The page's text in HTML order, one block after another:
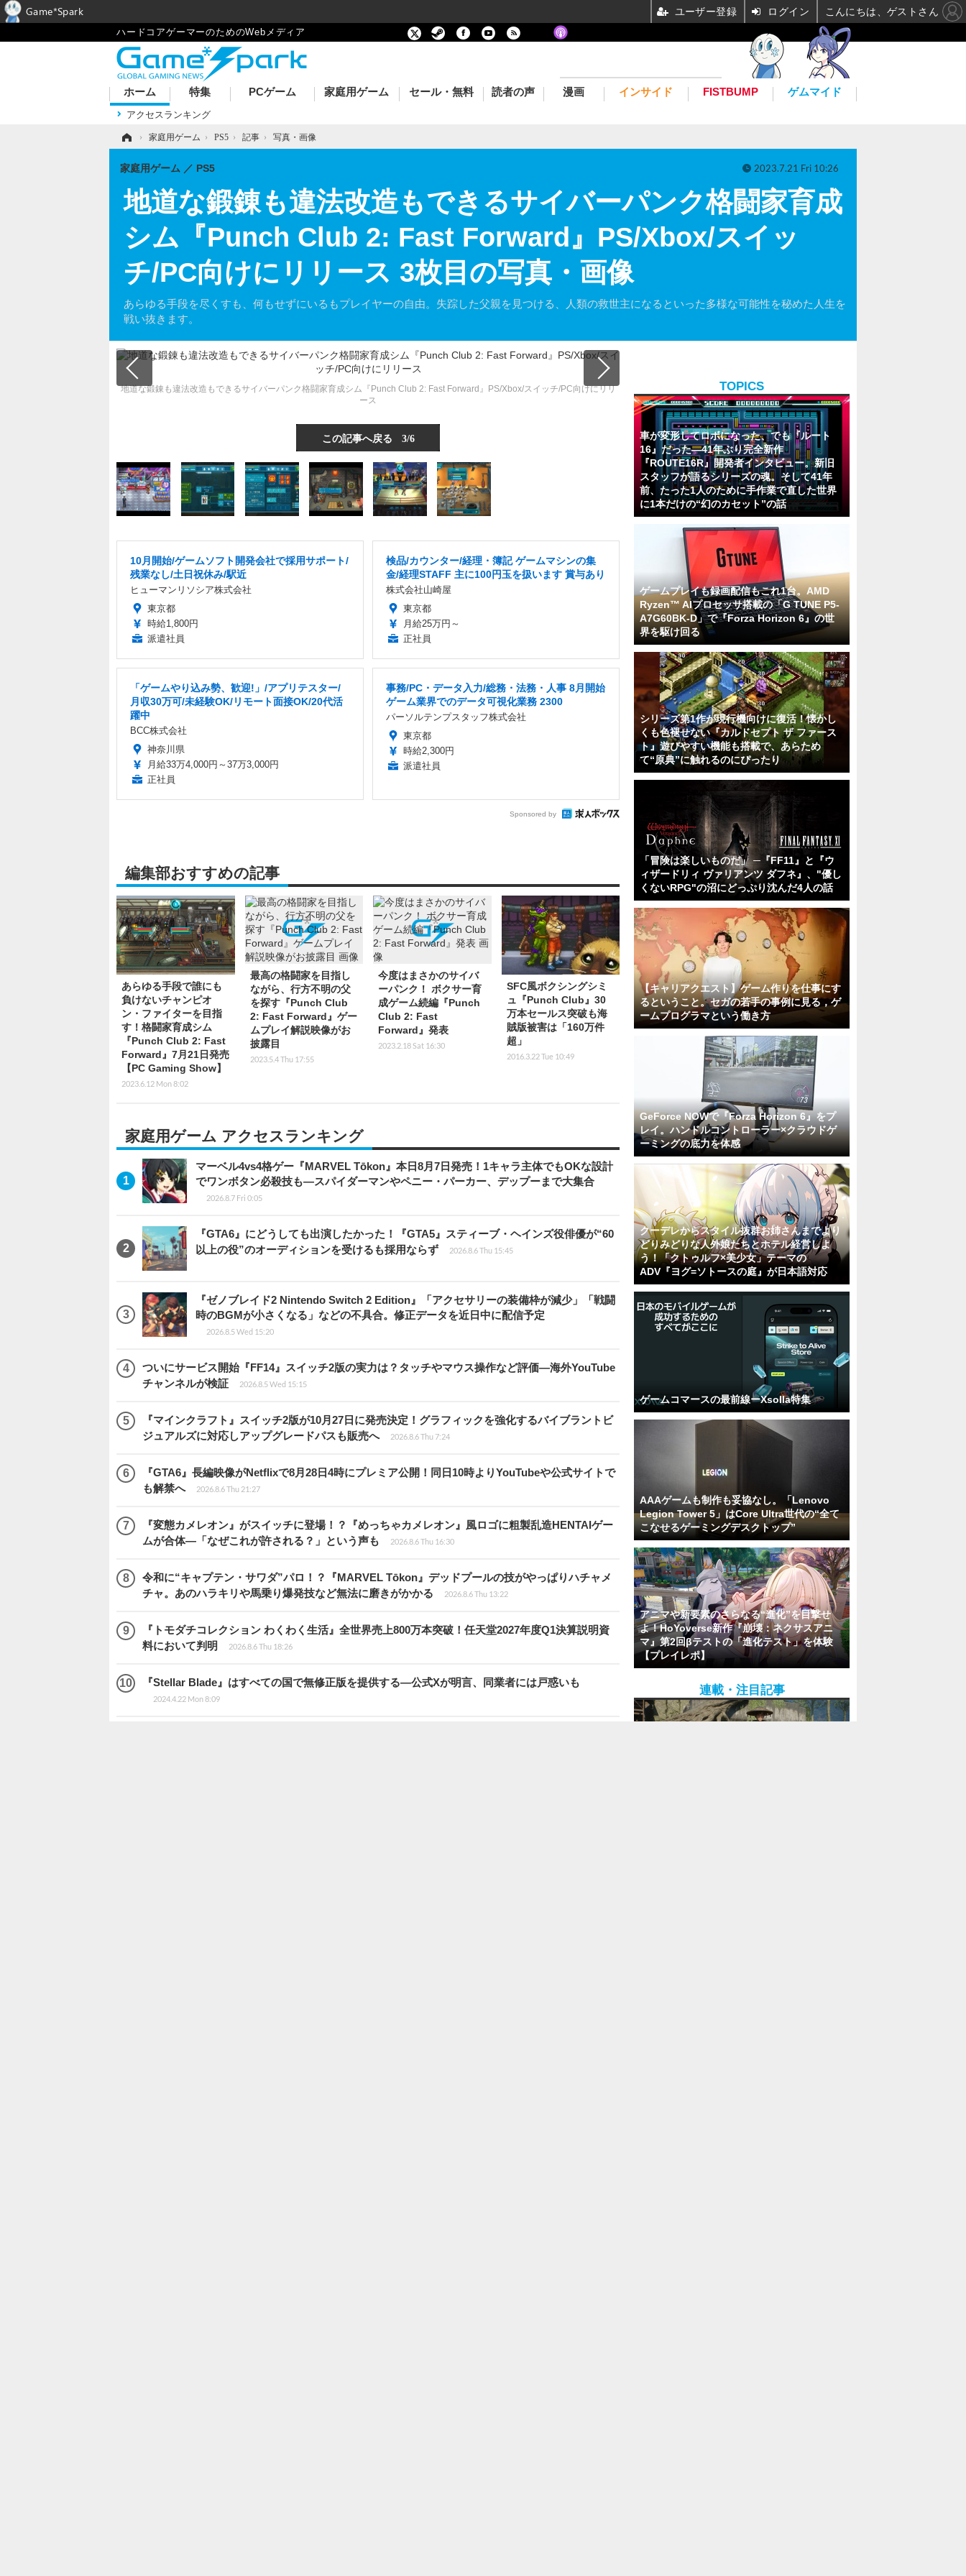
ハードコアゲーマーのためのWebメディア
ホーム
アクセスランキング
特集 PCゲーム 家庭用ゲーム セール・無料 読者の声 漫画 インサイド FISTBUMP ゲムマイド
› 家庭用ゲーム › PS5 › 記事 › 写真・画像
地道な鍛錬も違法改造もできるサイバーパンク格闘家育成
シム『Punch Club 2: Fast Forward』PS/Xbox/スイッ
チ/PC向けにリリース 3枚目の写真・画像
あらゆる手段を尽くすも、何もせずにいるもプレイヤーの自由。失踪した父親を見つける、人類の救世主になるといった多様な可能性を秘めた人生を
戦い抜きます。
家庭用ゲーム PS5 2023.7.21 Fri 10:26
地道な鍛錬も違法改造もできるサイバーパンク格闘家育成シム『Punch Club 2: Fast Forward』PS/Xbox/スイッチ/PC向けにリリ
ース
この記事へ戻る 3/6
10月開始/ゲームソフト開発会社で採用サポート/
残業なし/土日祝休み/駅近
ヒューマンリソシア株式会社
東京都
時給1,800円
派遣社員
検品/カウンター/経理・簿記 ゲームマシンの集
金/経理STAFF 主に100円玉を扱います 賞与あり
株式会社山崎屋
東京都
月給25万円～
正社員
「ゲームやり込み勢、歓迎!」/アプリテスター/
月収30万可/未経験OK/リモート面接OK/20代活
躍中
BCC株式会社
神奈川県
月給33万4,000円～37万3,000円
正社員
事務/PC・データ入力/総務・法務・人事 8月開始
ゲーム業界でのデータ可視化業務 2300
パーソルテンプスタッフ株式会社
東京都
時給2,300円
派遣社員
Sponsored by
編集部おすすめの記事
あらゆる手段で誰にも
負けないチャンピオ
ン・ファイターを目指
す！格闘家育成シム
『Punch Club 2: Fast
Forward』7月21日発売
【PC Gaming Show】
2023.6.12 Mon 8:02
最高の格闘家を目指し
ながら、行方不明の父
を探す『Punch Club
2: Fast Forward』ゲー
ムプレイ解説映像がお
披露目
2023.5.4 Thu 17:55
今度はまさかのサイバ
ーパンク！ ボクサー育
成ゲーム続編『Punch
Club 2: Fast
Forward』発表
2023.2.18 Sat 16:30
SFC風ボクシングシミ
ュ『Punch Club』30
万本セールス突破も海
賊版被害は「160万件
超」
2016.3.22 Tue 10:49
家庭用ゲーム アクセスランキング
マーベル4vs4格ゲー『MARVEL Tōkon』本日8月7日発売！1キャラ主体でもOKな設計
でワンボタン必殺技も―スパイダーマンやペニー・パーカー、デップーまで大集合
2026.8.7 Fri 0:05
『GTA6』にどうしても出演したかった！『GTA5』スティーブ・ヘインズ役俳優が“60
以上の役”のオーディションを受けるも採用ならず
2026.8.6 Thu 15:45
『ゼノブレイド2 Nintendo Switch 2 Edition』「アクセサリーの装備枠が減少」「戦闘
時のBGMが小さくなる」などの不具合。修正データを近日中に配信予定
2026.8.5 Wed 15:20
ついにサービス開始『FF14』スイッチ2版の実力は？タッチやマウス操作など評価―海外YouTube
チャンネルが検証
2026.8.5 Wed 15:15
『マインクラフト』スイッチ2版が10月27日に発売決定！グラフィックを強化するバイブラントビ
ジュアルズに対応しアップグレードパスも販売へ
2026.8.6 Thu 7:24
『GTA6』長編映像がNetflixで8月28日4時にプレミア公開！同日10時よりYouTubeや公式サイトで
も解禁へ
2026.8.6 Thu 21:27
『変態カメレオン』がスイッチに登場！？『めっちゃカメレオン』風ロゴに粗製乱造HENTAIゲー
ムが合体―「なぜこれが許される？」という声も
2026.8.6 Thu 16:30
令和に“キャプテン・サワダ”パロ！？『MARVEL Tōkon』デッドプールの技がやっぱりハチャメ
チャ。あのハラキリや馬乗り爆発技など無法に磨きがかかる
2026.8.6 Thu 13:22
『トモダチコレクション わくわく生活』全世界売上800万本突破！任天堂2027年度Q1決算説明資
料において判明
2026.8.6 Thu 18:26
『Stellar Blade』はすべての国で無修正版を提供する―公式Xが明言、同業者には戸惑いも
2024.4.22 Mon 8:09
TOPICS
車が変形してロボになった、でも『ルート
16』だった―41年ぶり完全新作
『ROUTE16R』開発者インタビュー。新旧
スタッフが語るシリーズの魂。そして41年
前、たった1人のために手作業で直した世界
に1本だけの“幻のカセット”の話
ゲームプレイも録画配信もこれ1台。AMD
Ryzen™ AIプロセッサ搭載の「G TUNE P5-
A7G60BK-D」で『Forza Horizon 6』の世
界を駆け回る
シリーズ第1作が現行機向けに復活！懐かし
くも色褪せない『カルドセプト ザ ファース
ト』遊びやすい機能も搭載で、あらため
て“原典”に触れるのにぴったり
「冒険は楽しいものだ」 ─『FF11』と『ウ
ィザードリィ ヴァリアンツ ダフネ』、"優し
くないRPG"の沼にどっぷり沈んだ4人の話
【キャリアクエスト】ゲーム作りを仕事にす
るということ。セガの若手の事例に見る，ゲ
ームプログラマという働き方
GeForce NOWで『Forza Horizon 6』をプ
レイ。ハンドルコントローラー×クラウドゲ
ーミングの底力を体感
クーデレからスタイル抜群お姉さんまでより
どりみどりな人外娘たちとホテル経営しよ
う！「クトゥルフ×美少女」テーマの
ADV『ヨグ=ソトースの庭』が日本語対応
ゲームコマースの最前線ーXsolla特集
AAAゲームも制作も妥協なし。「Lenovo
Legion Tower 5」はCore Ultra世代の“全て
こなせるゲーミングデスクトップ”
アニマや新要素のさらなる“進化”を目撃せ
よ！HoYoverse新作『崩壊：ネクサスアニ
マ』第2回βテストの「進化テスト」を体験
【プレイレポ】
連載・注目記事
Game*Spark ユーザー登録 ログイン こんにちは、ゲストさん